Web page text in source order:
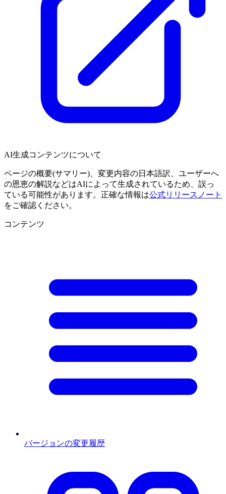
AI生成コンテンツについて
ページの概要(サマリー)、変更内容の日本語訳、ユーザーへ
の恩恵の解説などはAIによって生成されているため、誤っ
ている可能性があります。正確な情報は公式リリースノート
をご確認ください。
コンテンツ
バージョンの変更履歴